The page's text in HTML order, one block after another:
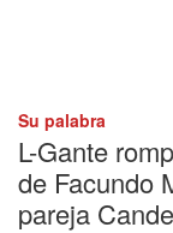
Su palabra
L-Gante
de Facundo
pareja